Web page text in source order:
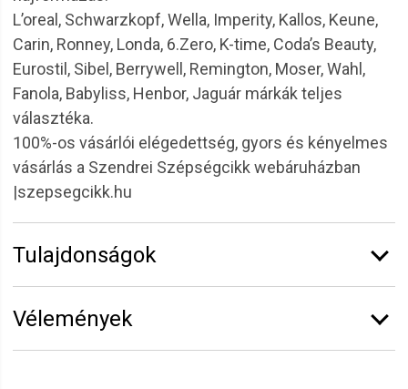
L’oreal, Schwarzkopf, Wella, Imperity, Kallos, Keune,
Carin, Ronney, Londa, 6.Zero, K-time, Coda’s Beauty,
Eurostil, Sibel, Berrywell, Remington, Moser, Wahl,
Fanola, Babyliss, Henbor, Jaguár márkák teljes
választéka.
100%-os vásárlói elégedettség, gyors és kényelmes
vásárlás a Szendrei Szépségcikk webáruházban
|szepsegcikk.hu
Tulajdonságok
Vélemények